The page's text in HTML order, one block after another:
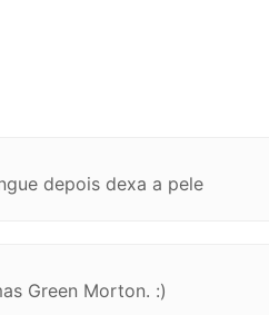
depois dexa a pele
Green Morton. :)